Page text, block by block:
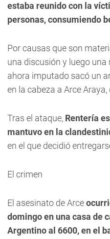
estaba reunido con la
personas, consumiendo
Por causas que son
una discusión y luego una
ahora imputado sacó un
en la cabeza a Arce Araya
Tras el ataque, Rentería
mantuvo en la
en el que decidió
El crimen
El asesinato de Arce
domingo en una casa de
Argentino al 6600, en el